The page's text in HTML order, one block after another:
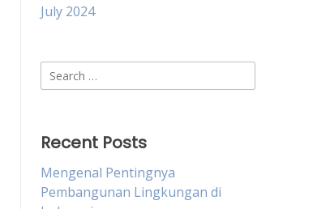
July 2024
Search
for:
Recent Posts
Mengenal Pentingnya
Pembangunan Lingkungan di